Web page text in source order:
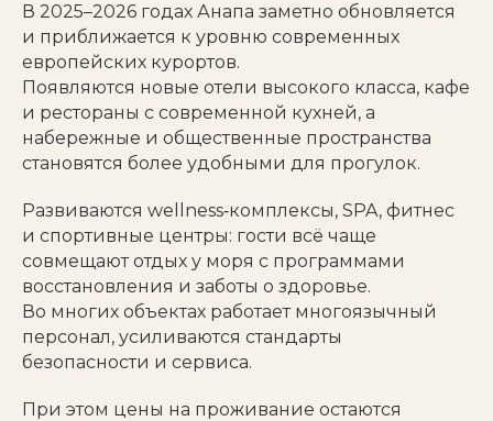
В 2025–2026 годах Анапа заметно обновляется
и приближается к уровню современных
европейских курортов.
Появляются новые отели высокого класса, кафе
и рестораны с современной кухней, а
набережные и общественные пространства
становятся более удобными для прогулок.
Развиваются wellness‑комплексы, SPA, фитнес
и спортивные центры: гости всё чаще
совмещают отдых у моря с программами
восстановления и заботы о здоровье.
Во многих объектах работает многоязычный
персонал, усиливаются стандарты
безопасности и сервиса.
При этом цены на проживание остаются